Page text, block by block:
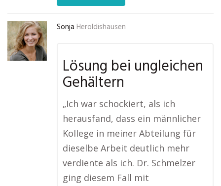
Sonja Heroldishausen
Lösung bei ungleichen
Gehältern
„Ich war schockiert, als ich
herausfand, dass ein männlicher
Kollege in meiner Abteilung für
dieselbe Arbeit deutlich mehr
verdiente als ich. Dr. Schmelzer
ging diesem Fall mit